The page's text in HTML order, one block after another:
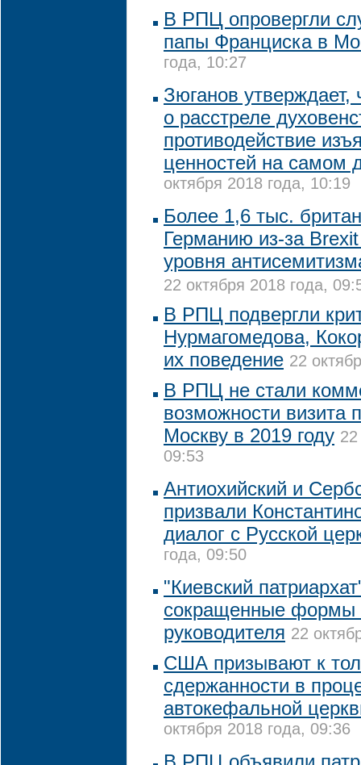
В РПЦ опровергли
папы Франциска в
года, 10:27
Зюганов
о расстреле
противодействие
ценностей на самом
октября 2018 года, 10:19
Более 1,6 тыс.
Германию из-за
уровня
22 октября 2018 года,
В РПЦ подвергли
Нурмагомедова,
их поведение 22
В РПЦ не стали
возможности визита
Москву в 2019 году
09:53
Антиохийский и
призвали
диалог с Русской
года, 09:50
"Киевский
сокращенные формы
руководителя 22
США призывают к
сдержанности в
автокефальной
октября 2018 года, 09:36